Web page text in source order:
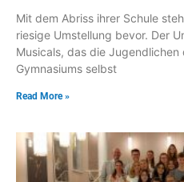
Mit dem Abriss ihrer Schule
riesige Umstellung bevor. Der
Musicals, das die
Gymnasiums selbst
Read More »